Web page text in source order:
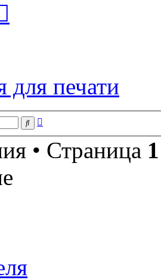
для печати
Поиск
• Страница 1